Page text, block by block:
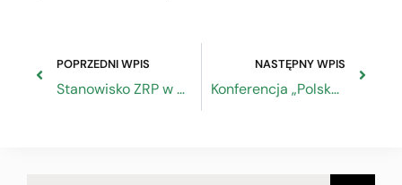
POPRZEDNI WPIS
Stanowisko ZRP w sprawie ustawy zmieniającej ustawę o podatku dochodowym od osób fizycznych
NASTĘPNY WPIS
Konferencja „Polska wieprzowina mięsem bezpiecznym dla konsumentów”